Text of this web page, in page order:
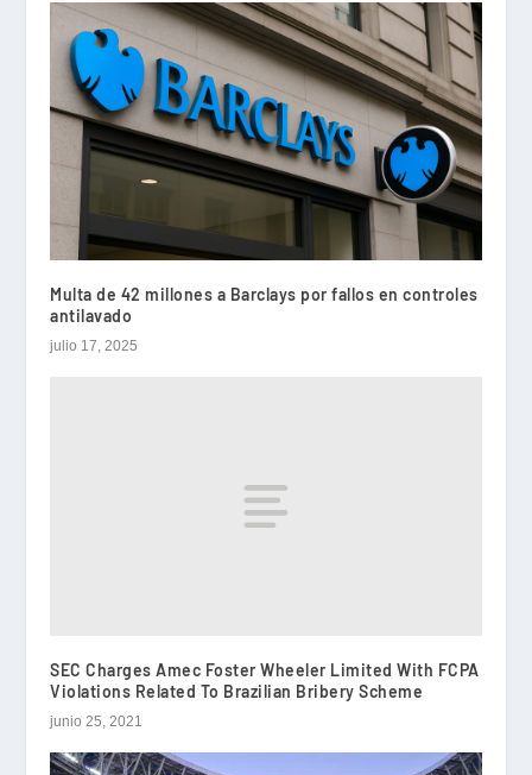
Multa de 42 millones a Barclays por fallos en controles
antilavado
julio 17, 2025
SEC Charges Amec Foster Wheeler Limited With FCPA
Violations Related To Brazilian Bribery Scheme
junio 25, 2021